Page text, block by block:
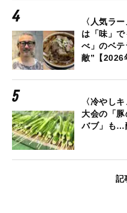
〈人気ラ
は「味」
べ」のベ
敵”【2026
〈冷やし
大会の「
バブ」も…
記